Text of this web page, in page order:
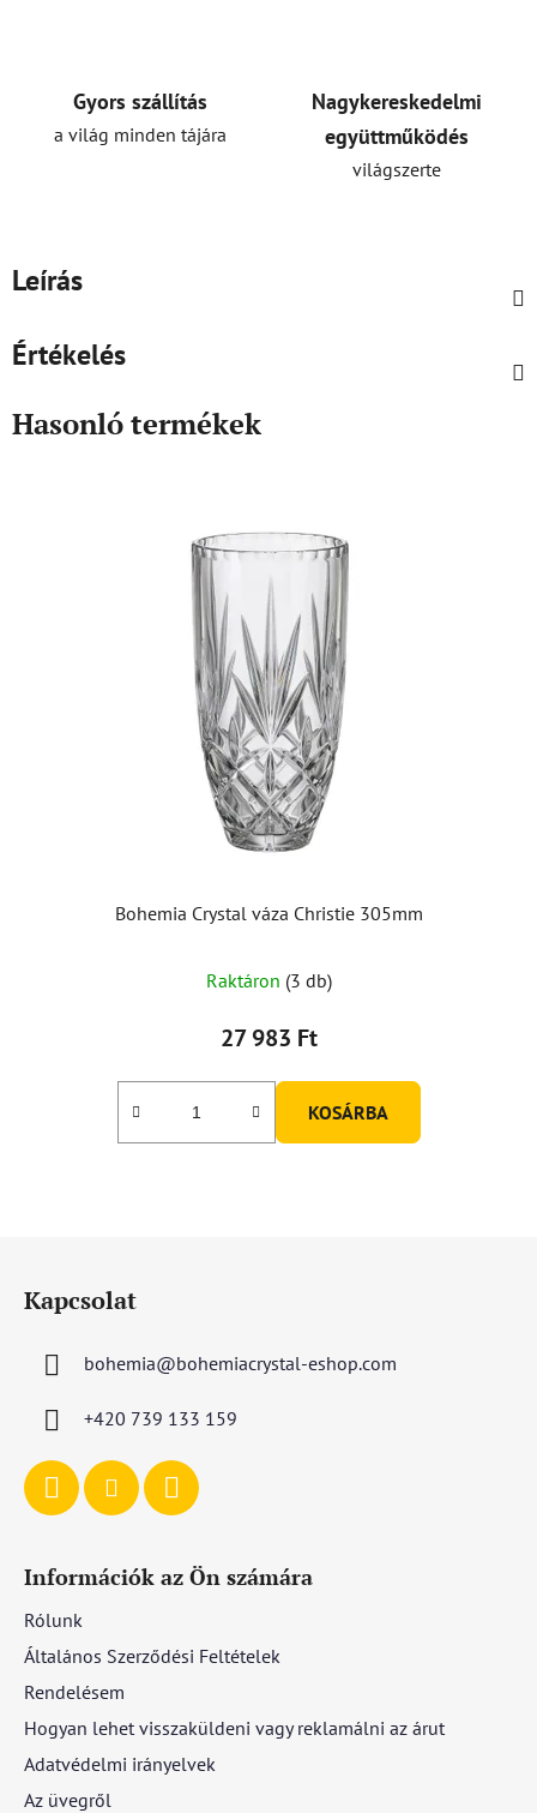
Gyors szállítás
a világ minden tájára
Nagykereskedelmi
együttműködés
világszerte
Leírás
Értékelés
Hasonló termékek
Bohemia Crystal váza Christie 305mm
Raktáron (3 db)
27 983 Ft
KOSÁRBA
Kapcsolat
bohemia@bohemiacrystal-eshop.com
+420 739 133 159
Információk az Ön számára
Rólunk
Általános Szerződési Feltételek
Rendelésem
Hogyan lehet visszaküldeni vagy reklamálni az árut
Adatvédelmi irányelvek
Az üvegről